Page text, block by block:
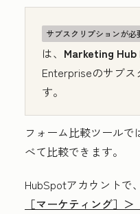
サブスクリプションが必
は、 Marketing Hub
Enterpriseのサブ
す。
フォーム比較ツールで
べて比較できます。
HubSpotアカウントで、
［マーケティング］＞